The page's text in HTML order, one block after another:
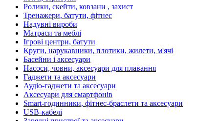
Ролики, скейти, ковзани , захист
Тренажери, батути, фітнес
Надувні вироби
Матраси та меблі
Ігрові центри, батути
Круги, нарукавники, плотики, жилети, м'ячі
Басейни і аксесуари
Насоси, човни, аксесуари для плавання
Гаджети та аксесуари
Аудіо-гаджети та аксесуари
Аксесуари для смартфонів
Smart-годинники, фітнес-браслети та аксесуари
USB-кабелі